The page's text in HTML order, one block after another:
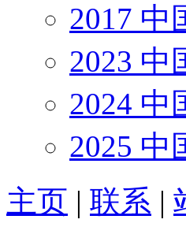
2017 中
2023 中
2024 中
2025 中
主页 | 联系 |